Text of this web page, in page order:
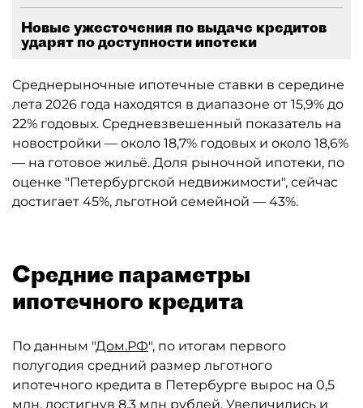
Новые ужесточения по выдаче кредитов
ударят по доступности ипотеки
Среднерыночные ипотечные ставки в середине
лета 2026 года находятся в диапазоне от 15,9% до
22% годовых. Средневзвешенный показатель на
новостройки — около 18,7% годовых и около 18,6%
— на готовое жильё. Доля рыночной ипотеки, по
оценке "Петербургской недвижимости", сейчас
достигает 45%, льготной семейной — 43%.
Средние параметры
ипотечного кредита
По данным "Дом.РФ", по итогам первого
полугодия средний размер льготного
ипотечного кредита в Петербурге вырос на 0,5
млн, достигнув 8,3 млн рублей. Увеличились и